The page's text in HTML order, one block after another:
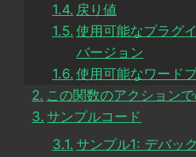
戻り値
使用可能なプラグ
バージョン
使用可能なワード
この関数のアクション
サンプルコード
サンプル1: デバッ